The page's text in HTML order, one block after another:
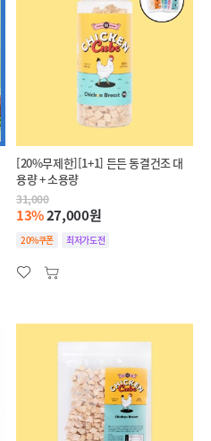
[20%무제한][1+1] 든든 동결건조 대
용량 + 소용량
31,000
13%27,000원
20%쿠폰 최저가도전